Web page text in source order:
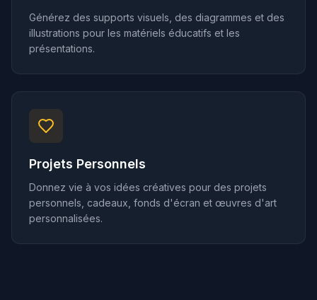
Générez des supports visuels, des diagrammes et des
illustrations pour les matériels éducatifs et les
présentations.
Projets Personnels
Donnez vie à vos idées créatives pour des projets
personnels, cadeaux, fonds d'écran et œuvres d'art
personnalisées.